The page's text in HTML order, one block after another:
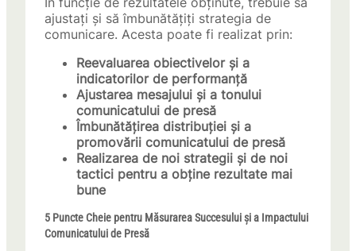
ajustați și să îmbunătățiți strategia de
comunicare. Acesta poate fi realizat prin:
Reevaluarea obiectivelor și a
indicatorilor de performanță
Ajustarea mesajului și a tonului
comunicatului de presă
Îmbunătățirea distribuției și a
promovării comunicatului de presă
Realizarea de noi strategii și de noi
tactici pentru a obține rezultate mai
bune
5 Puncte Cheie pentru Măsurarea Succesului și a Impactului
Comunicatului de Presă